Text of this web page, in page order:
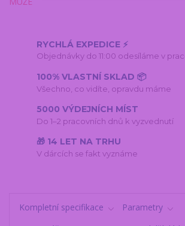
RYCHLÁ EXPEDICE ⚡
Objednávky do 11:00 odesíláme v
100% VLASTNÍ SKLAD 📦
Všechno, co vidíte, opravdu máme
5000 VÝDEJNÍCH MÍST
Do 1–2 pracovních dnů k vyzvednutí
🎁 14 LET NA TRHU
V dárcích se fakt vyznáme
Kompletní specifikace
Parametry